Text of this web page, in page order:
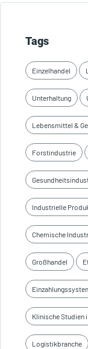
Tags
Einzelhandel
Unterhaltung
Lebensmittel &
Forstindustrie
Industrielle
Chemische
Großhandel
Klinische Studien
Logistikbranche